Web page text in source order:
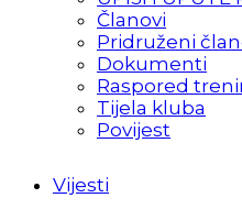
Članovi
Pridruženi
Dokumenti
Raspored
Tijela kluba
Povijest
Vijesti